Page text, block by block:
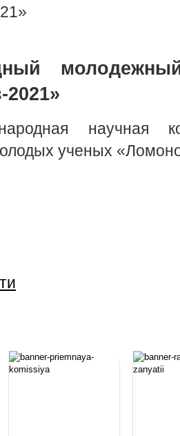
научная
ученых